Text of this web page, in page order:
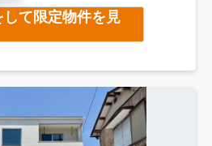
て限定物件を見